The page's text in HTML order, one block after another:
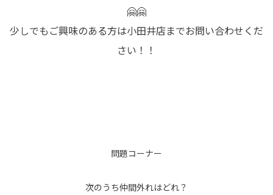
🤗🤗
少しでもご興味のある方は小田井店までお問い合わせくだ
さい！！
問題コーナー
次のうち仲間外れはどれ？